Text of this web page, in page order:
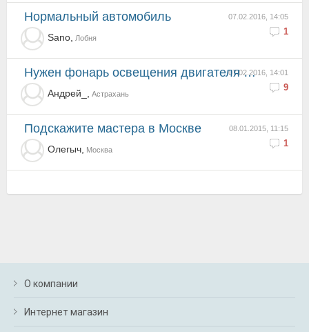
07.02.2016, 14:05
1
Нормальный автомобиль
Sano, Лобня
07.02.2016, 14:01
9
нужен фонарь освещения двигателя крепится под капотом не могунайти
Андрей_, Астрахань
08.01.2015, 11:15
1
Подскажите мастера в Москве
Олегыч, Москва
О компании
Интернет магазин